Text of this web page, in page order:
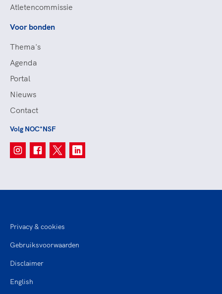
Atletencommissie
Voor bonden
Thema's
Agenda
Portal
Nieuws
Contact
Volg NOC*NSF
Privacy & cookies
Gebruiksvoorwaarden
Disclaimer
English